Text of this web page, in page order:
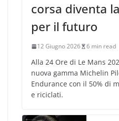
corsa diventa
per il futuro
12 Giugno 2026 6 min read
Alla 24 Ore di Le Mans
nuova gamma Michelin
Endurance con il 50% di
e riciclati.